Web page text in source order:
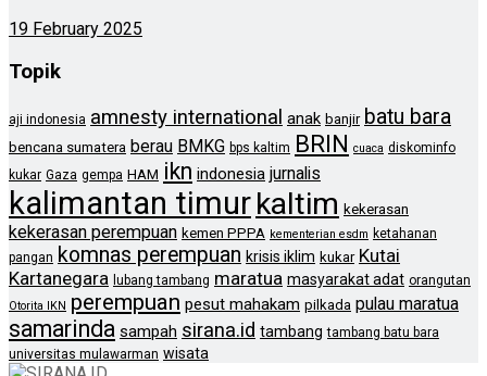
19 February 2025
Topik
aji indonesia amnesty international anak banjir batu bara
bencana sumatera berau BMKG bps kaltim BRIN cuaca diskominfo
kukar Gaza gempa HAM ikn indonesia jurnalis
kalimantan timurkaltim kekerasan
kekerasan perempuan kemen PPPA kementerian esdm ketahanan
pangan komnas perempuan krisis iklim kukar Kutai
Kartanegara lubang tambang maratua masyarakat adat orangutan
Otorita IKN perempuan pesut mahakam pilkada pulau maratua
samarinda sampah sirana.id tambang tambang batu bara
universitas mulawarman wisata